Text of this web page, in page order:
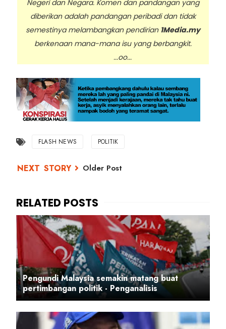
Negeri dan Negara. Komen dan pandangan yang
diberikan adalah pandangan peribadi dan tidak
semestinya melambangkan pendirian 1Media.my
berkenaan mana-mana isu yang berbangkit.
...oo...
FLASH NEWS POLITIK
Older Post
Pengundi Malaysia semakin matang buat
pertimbangan politik - Penganalisis